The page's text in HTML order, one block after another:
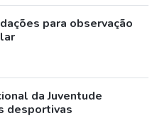
para observação
da Juventude
desportivas